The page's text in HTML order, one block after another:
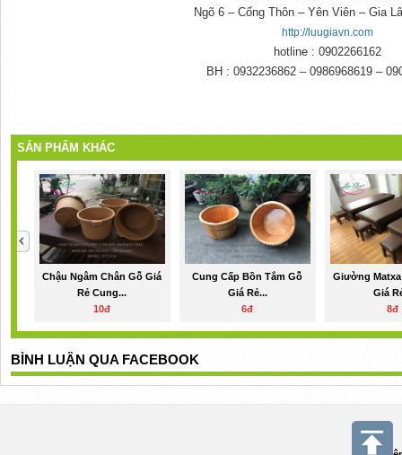
Ngõ 6 – Cống Thôn – Yên Viên – Gia
http://luugiavn.com
hotline : 0902266162
BH : 0932236862 – 0986968619 –
SẢN PHẨM KHÁC
Chậu Ngâm Chân Gỗ Giá
Rẻ Cung...
10đ
Cung Cấp Bồn Tắm Gỗ
Giá Rẻ...
6đ
Giường
Giá
8đ
BÌNH LUẬN QUA FACEBOOK